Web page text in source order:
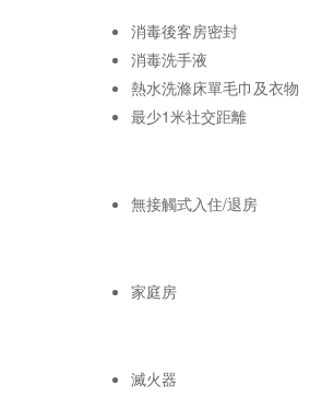
消毒後客房密封
消毒洗手液
熱水洗滌床單毛巾及衣物
最少1米社交距離
無接觸式入住/退房
家庭房
滅火器